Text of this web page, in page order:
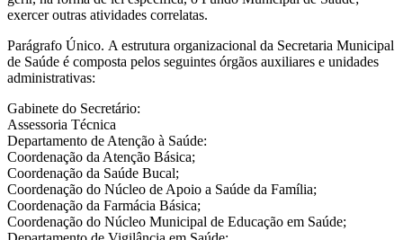
exercer outras atividades correlatas.
Parágrafo Único. A estrutura organizacional da Secretaria Municipal
de Saúde é composta pelos seguintes órgãos auxiliares e unidades
administrativas:
Gabinete do Secretário:
Assessoria Técnica
Departamento de Atenção à Saúde:
Coordenação da Atenção Básica;
Coordenação da Saúde Bucal;
Coordenação do Núcleo de Apoio a Saúde da Família;
Coordenação da Farmácia Básica;
Coordenação do Núcleo Municipal de Educação em Saúde;